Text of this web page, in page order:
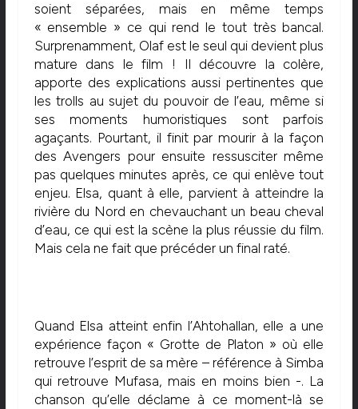
soient séparées, mais en même temps
« ensemble » ce qui rend le tout très bancal.
Surprenamment, Olaf est le seul qui devient plus
mature dans le film ! Il découvre la colère,
apporte des explications aussi pertinentes que
les trolls au sujet du pouvoir de l’eau, même si
ses moments humoristiques sont parfois
agaçants. Pourtant, il finit par mourir à la façon
des Avengers pour ensuite ressusciter même
pas quelques minutes après, ce qui enlève tout
enjeu. Elsa, quant à elle, parvient à atteindre la
rivière du Nord en chevauchant un beau cheval
d’eau, ce qui est la scène la plus réussie du film.
Mais cela ne fait que précéder un final raté.
Quand Elsa atteint enfin l’Ahtohallan, elle a une
expérience façon « Grotte de Platon » où elle
retrouve l’esprit de sa mère – référence à Simba
qui retrouve Mufasa, mais en moins bien -. La
chanson qu’elle déclame à ce moment-là se